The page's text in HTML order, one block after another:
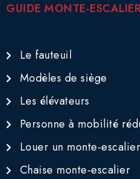
GUIDE MONTE-
Le fauteuil
Modèles de siège
Les élévateurs
Personne à mobilité
Louer un monte-escalier
Chaise monte-escalier